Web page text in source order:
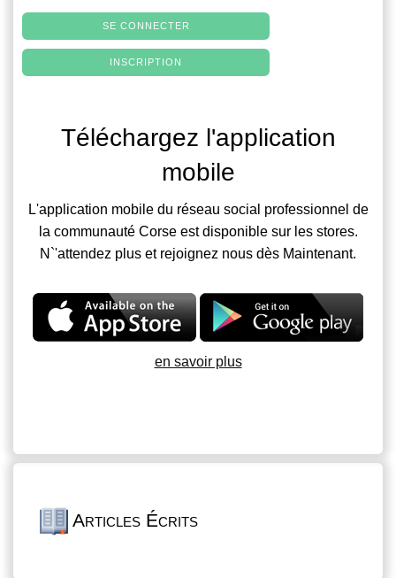
SE CONNECTER
INSCRIPTION
Téléchargez l'application
mobile
L'application mobile du réseau social professionnel de
la communauté Corse est disponible sur les stores.
N`'attendez plus et rejoignez nous dès Maintenant.
en savoir plus
Articles Écrits